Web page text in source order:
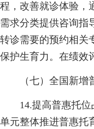
程，改善就诊体验，
需求分类提供咨询指
转诊需要的预约相关
保护生育力。在绩效
（七）全国新增普
14.提高普惠托位
单元整体推进普惠托